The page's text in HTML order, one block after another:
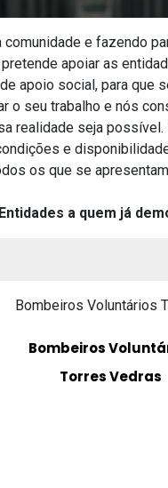
comunidade e fazendo
apoiar as
apoio social, para que
o seu trabalho e nós
realidade seja
e
os que se
Entidades a quem já
Bombeiros
Torres Vedras